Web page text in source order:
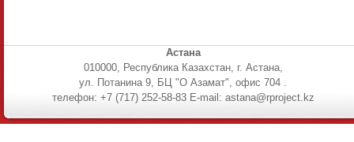
Астана
010000, Республика Казахстан, г. Астана,
ул. Потанина 9, БЦ "О Азамат", офис 704 .
телефон: +7 (717) 252-58-83 E-mail: astana@rproject.kz